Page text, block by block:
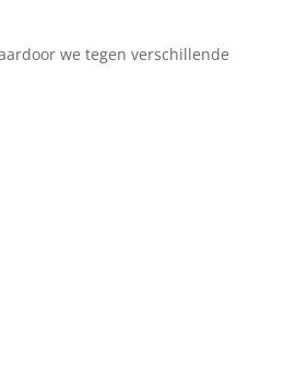
we tegen verschillende